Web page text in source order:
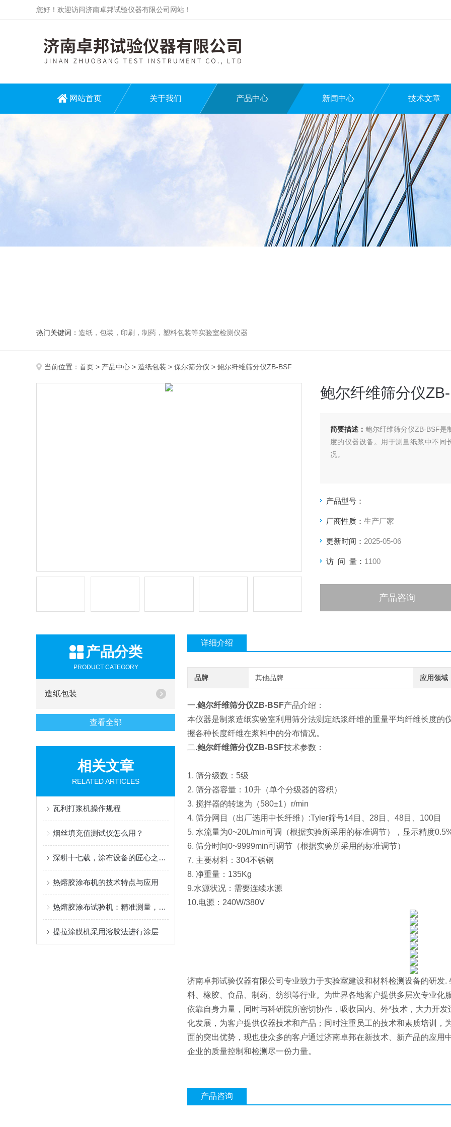
您好！欢迎访问济南卓邦试验仪器有限公司网站！
网站首页 关于我们 产品中心 新闻中心 技术文章
热门关键词： 造纸，包装，印刷，制药，塑料包装等实验室检测仪器
当前位置： 首页 > 产品中心 > 造纸包装 > 保尔筛分仪 > 鲍尔纤维筛分仪ZB-BSF
鲍尔纤维筛分仪
简要描述： 鲍尔纤维筛分仪ZB-BSF是
度的仪器设备。用于测量纸浆中不
况。
产品型号：
厂商性质： 生产厂家
更新时间： 2025-05-06
访 问 量： 1100
产品咨询
产品分类
PRODUCT CATEGORY
造纸包装
查看全部
相关文章
RELATED ARTICLES
瓦利打浆机操作规程
烟丝填充值测试仪怎么用？
深耕十七载，涂布设备的匠心之选 ——AT-TB-300C 多功能涂布试验机
热熔胶涂布机的技术特点与应用
热熔胶涂布试验机：精准测量，创新工艺
提拉涂膜机采用溶胶法进行涂层
详细介绍
品牌 其他品牌 应用领域
一.鲍尔纤维筛分仪ZB-BSF产品介绍：
本仪器是制浆造纸实验室利用筛分法测定纸浆纤维的重量平均纤维长度的
握各种长度纤维在浆料中的分布情况。
二.鲍尔纤维筛分仪ZB-BSF技术参数：
1. 筛分级数：5级
2. 筛分器容量：10升（单个分级器的容积）
3. 搅拌器的转速为（580±1）r/min
4. 筛分网目（出厂选用中长纤维）:Tyler筛号14目、28目、48目、100目
5. 水流量为0~20L/min可调（根据实验所采用的标准调节），显示精度
6. 筛分时间0~9999min可调节（根据实验所采用的标准调节）
7. 主要材料：304不锈钢
8. 净重量：135Kg
9.水源状况：需要连续水源
10.电源：240W/380V
济南卓邦试验仪器有限公司专业致力于实验室建设和材料检测设备的研发
料、橡胶、食品、制药、纺织等行业。为世界各地客户提供多层次专业化
依靠自身力量，同时与科研院所密切协作，吸收国内、外*技术，大力开
化发展，为客户提供仪器技术和产品；同时注重员工的技术和素质培训，
面的突出优势，现也使众多的客户通过济南卓邦在新技术、新产品的应用
企业的质量控制和检测尽一份力量。
产品咨询